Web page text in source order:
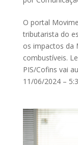
O portal
tributarista do
os impactos da
combustíveis.
PIS/Cofins vai
11/06/2024 –